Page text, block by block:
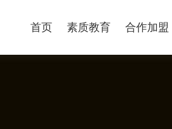
首页 素质教育 合作加盟